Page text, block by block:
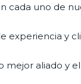
cada uno de
experiencia y
mejor aliado y el